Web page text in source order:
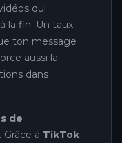
qui
la fin. Un taux
ton message
aussi la
dans
de
à TikTok